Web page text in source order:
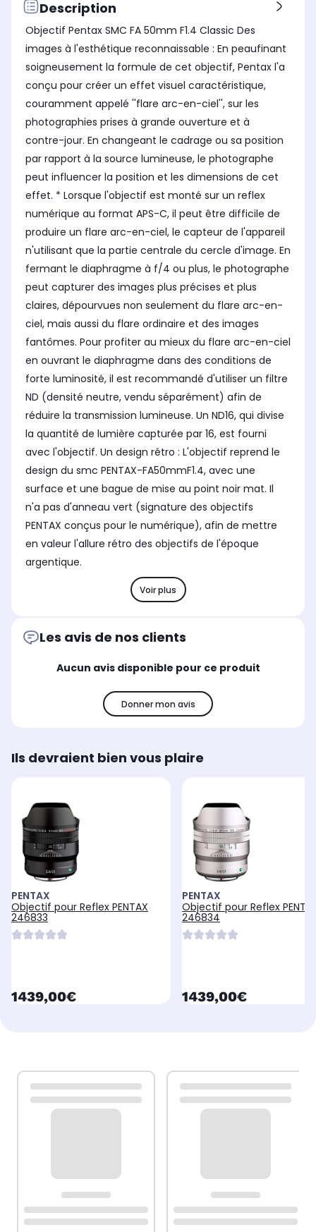
Non
Diamètre du filtre
49 mm
point
10 cm
Focale
Diamètre du filtre
58 mm
point
10 cm
Focale
Description
Objectif Pentax SMC FA 50mm F1.4 Classic Des
images à l'esthétique reconnaissable : En peaufinant
soigneusement la formule de cet objectif, Pentax l'a
conçu pour créer un effet visuel caractéristique,
couramment appelé ''flare arc-en-ciel'', sur les
photographies prises à grande ouverture et à
contre-jour. En changeant le cadrage ou sa position
par rapport à la source lumineuse, le photographe
peut influencer la position et les dimensions de cet
effet. * Lorsque l'objectif est monté sur un reflex
numérique au format APS-C, il peut être difficile de
produire un flare arc-en-ciel, le capteur de l'appareil
n'utilisant que la partie centrale du cercle d'image. En
fermant le diaphragme à f/4 ou plus, le photographe
peut capturer des images plus précises et plus
claires, dépourvues non seulement du flare arc-en-
ciel, mais aussi du flare ordinaire et des images
fantômes. Pour profiter au mieux du flare arc-en-ciel
en ouvrant le diaphragme dans des conditions de
forte luminosité, il est recommandé d'utiliser un filtre
ND (densité neutre, vendu séparément) afin de
réduire la transmission lumineuse. Un ND16, qui divise
la quantité de lumière capturée par 16, est fourni
avec l'objectif. Un design rétro : L'objectif reprend le
design du smc PENTAX-FA50mmF1.4, avec une
surface et une bague de mise au point noir mat. Il
n'a pas d'anneau vert (signature des objectifs
PENTAX conçus pour le numérique), afin de mettre
en valeur l'allure rétro des objectifs de l'époque
argentique.
Voir plus
Les avis de nos clients
Aucun avis disponible pour ce produit
Donner mon avis
Ils devraient bien vous plaire
PENTAX
Objectif pour Reflex PENTAX
246833
currentPrice
1439,00€
PENTAX
Objectif pour Reflex
246834
currentPrice
1439,00€